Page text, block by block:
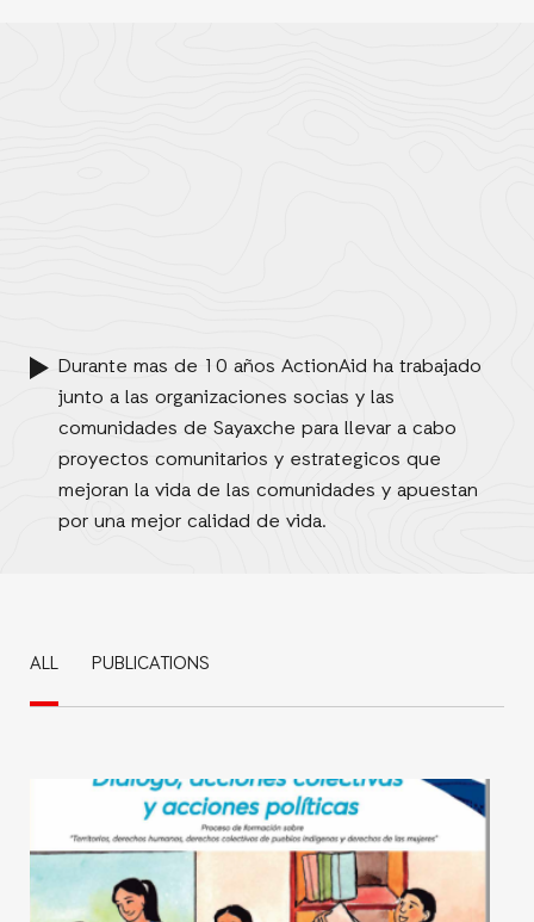
Durante mas de 10 años ActionAid ha trabajado
junto a las organizaciones socias y las
comunidades de Sayaxche para llevar a cabo
proyectos comunitarios y estrategicos que
mejoran la vida de las comunidades y apuestan
por una mejor calidad de vida.
ALL PUBLICATIONS